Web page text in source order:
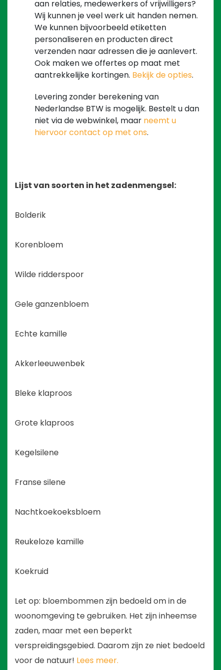
aan relaties, medewerkers of vrijwilligers?
Wij kunnen je veel werk uit handen nemen.
We kunnen bijvoorbeeld etiketten
personaliseren en producten direct
verzenden naar adressen die je aanlevert.
Ook maken we offertes op maat met
aantrekkelijke kortingen. Bekijk de opties.
Levering zonder berekening van
Nederlandse BTW is mogelijk. Bestelt u dan
niet via de webwinkel, maar neemt u
hiervoor contact op met ons.
Lijst van soorten in het zadenmengsel:
Bolderik
Korenbloem
Wilde ridderspoor
Gele ganzenbloem
Echte kamille
Akkerleeuwenbek
Bleke klaproos
Grote klaproos
Kegelsilene
Franse silene
Nachtkoekoeksbloem
Reukeloze kamille
Koekruid
Let op: bloembommen zijn bedoeld om in de
woonomgeving te gebruiken. Het zijn inheemse
zaden, maar met een beperkt
verspreidingsgebied. Daarom zijn ze niet bedoeld
voor de natuur! Lees meer.